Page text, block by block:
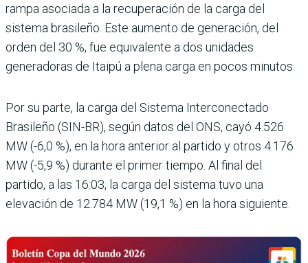
rampa asociada a la recuperación de la carga del
sistema brasileño. Este aumento de generación, del
orden del 30 %, fue equivalente a dos unidades
generadoras de Itaipú a plena carga en pocos minutos.
Por su parte, la carga del Sistema Interconectado
Brasileño (SIN-BR), según datos del ONS, cayó 4.526
MW (-6,0 %), en la hora anterior al partido y otros 4.176
MW (-5,9 %) durante el primer tiempo. Al final del
partido, a las 16:03, la carga del sistema tuvo una
elevación de 12.784 MW (19,1 %) en la hora siguiente.